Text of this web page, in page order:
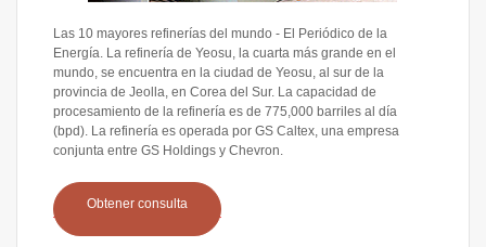
Las 10 mayores refinerías del mundo - El Periódico de la
Energía. La refinería de Yeosu, la cuarta más grande en el
mundo, se encuentra en la ciudad de Yeosu, al sur de la
provincia de Jeolla, en Corea del Sur. La capacidad de
procesamiento de la refinería es de 775,000 barriles al día
(bpd). La refinería es operada por GS Caltex, una empresa
conjunta entre GS Holdings y Chevron.
Obtener consulta